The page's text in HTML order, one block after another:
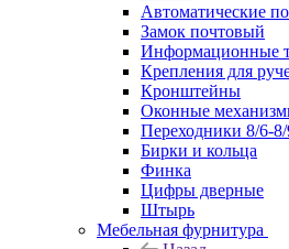
Автоматические
Замок почтовый
Информационные
Крепления для
Кронштейны
Оконные
Переходники 8/6-
Бирки и кольца
Финка
Цифры дверные
Штырь
Мебельная фурнитура